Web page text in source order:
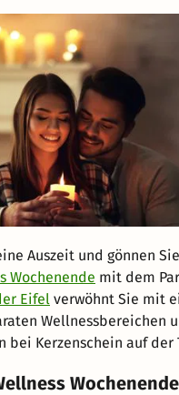
Auszeit und gönnen
Wochenende mit dem
Eifel verwöhnt Sie mit
Wellnessbereichen
bei Kerzenschein auf der
Wochenende